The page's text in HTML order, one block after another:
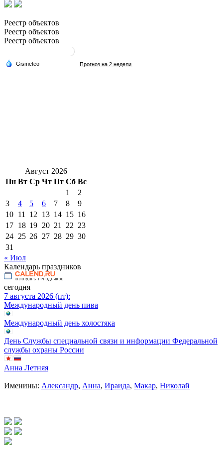
Реестр объектов
Реестр объектов
Реестр объектов
Август 2026
Пн Вт Ср Чт Пт Сб Вс
1
2
3
4 5 6 7 8
9
10 11 12 13 14 15 16
17 18 19 20 21 22 23
24 25 26 27 28 29 30
31
« Июл
Календарь праздников
сегодня
7 августа 2026 (пт):
Международный день пива
Международный день холостяка
День Службы специальной связи и информации Федеральной
службы охраны России
Анна Летняя
Именины: Александр, Анна, Ираида, Макар, Николай